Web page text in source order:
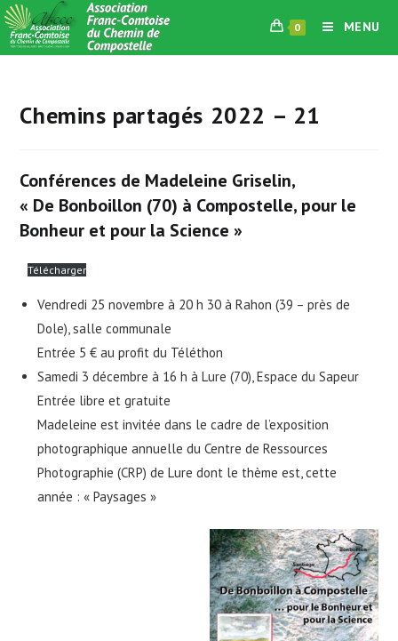
Skip
to
content
0 MENU
Chemins partagés 2022 – 21
Conférences de Madeleine Griselin,
« De Bonboillon (70) à Compostelle, pour le
Bonheur et pour la Science »
Télécharger
Vendredi 25 novembre à 20 h 30 à Rahon (39 – près de
Dole), salle communale
Entrée 5 € au profit du Téléthon
Samedi 3 décembre à 16 h à Lure (70), Espace du Sapeur
Entrée libre et gratuite
Madeleine est invitée dans le cadre de l’exposition
photographique annuelle du Centre de Ressources
Photographie (CRP) de Lure dont le thème est, cette
année : « Paysages »